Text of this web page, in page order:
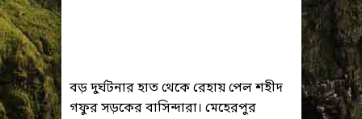
বড় দুর্ঘটনার হাত থেকে রেহায় পেল শহীদ
গফুর সড়কের বাসিন্দারা। মেহেরপুর